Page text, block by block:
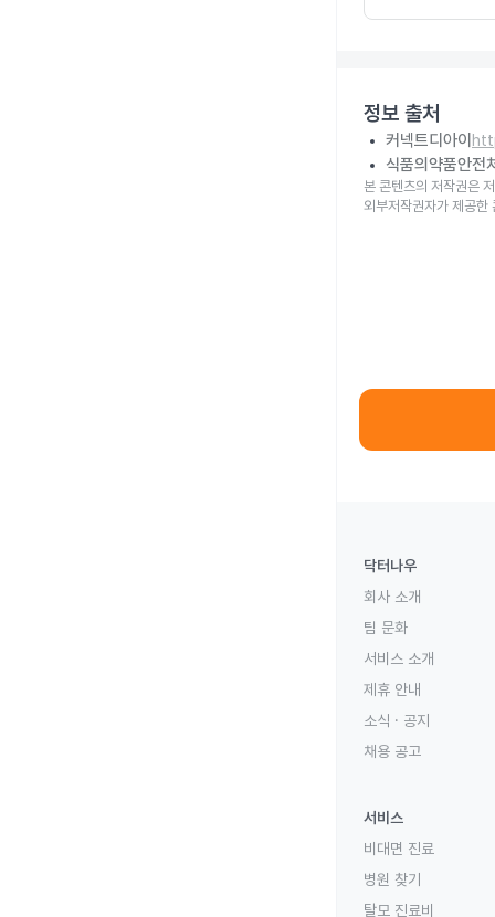
정보 출처
커넥트디아이
식품의약품안전
본 콘텐츠의 저작권은
외부저작권자가 제공한
닥터나우
회사 소개
팀 문화
서비스 소개
제휴 안내
소식 · 공지
채용 공고
서비스
비대면 진료
병원 찾기
탈모 진료비